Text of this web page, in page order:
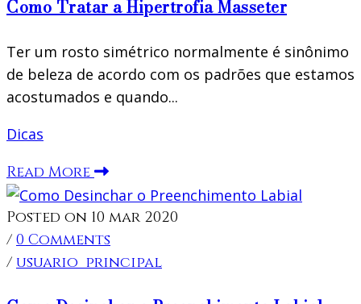
Como Tratar a Hipertrofia Masseter
Ter um rosto simétrico normalmente é sinônimo
de beleza de acordo com os padrões que estamos
acostumados e quando...
Dicas
Read More
Posted on 10 mar 2020
/ 0 Comments
/ usuario_principal